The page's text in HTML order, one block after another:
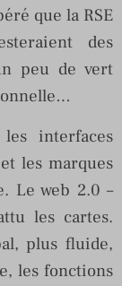
que la RSE
des
peu de vert
interfaces
les marques
Le web 2.0 –
les cartes.
plus fluide,
les fonctions